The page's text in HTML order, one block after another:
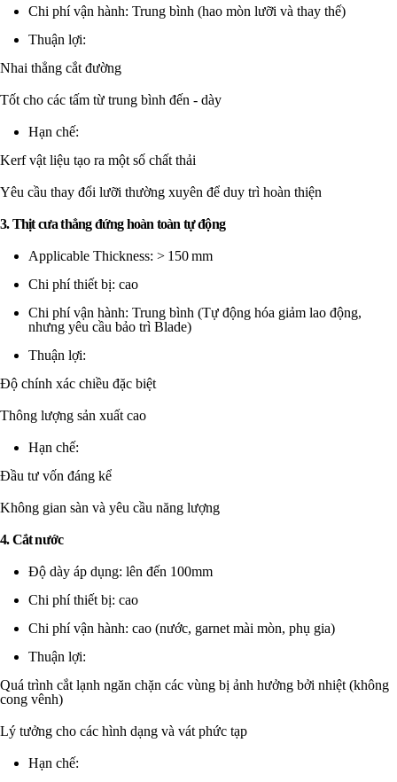
Chi phí vận hành: Trung bình (hao mòn lưỡi và thay thế)
Thuận lợi:
Nhai thẳng cắt đường
Tốt cho các tấm từ trung bình đến - dày
Hạn chế:
Kerf vật liệu tạo ra một số chất thải
Yêu cầu thay đổi lưỡi thường xuyên để duy trì hoàn thiện
3. Thịt cưa thẳng đứng hoàn toàn tự động
Applicable Thickness: > 150 mm
Chi phí thiết bị: cao
Chi phí vận hành: Trung bình (Tự động hóa giảm lao động,
nhưng yêu cầu bảo trì Blade)
Thuận lợi:
Độ chính xác chiều đặc biệt
Thông lượng sản xuất cao
Hạn chế:
Đầu tư vốn đáng kể
Không gian sàn và yêu cầu năng lượng
4. Cắt nước
Độ dày áp dụng: lên đến 100mm
Chi phí thiết bị: cao
Chi phí vận hành: cao (nước, garnet mài mòn, phụ gia)
Thuận lợi:
Quá trình cắt lạnh ngăn chặn các vùng bị ảnh hưởng bởi nhiệt (không
cong vênh)
Lý tưởng cho các hình dạng và vát phức tạp
Hạn chế: